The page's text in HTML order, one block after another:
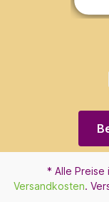
* Alle
Versandkosten.